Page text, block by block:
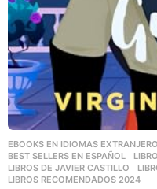
EBOOKS EN IDIOMAS
BEST SELLERS EN ESPAÑOL
,
LIBROS DE JAVIER CASTILLO
,
LIBROS RECOMENDADOS 2024